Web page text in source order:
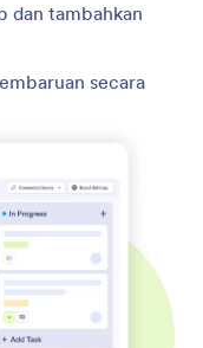
dan tambahkan
secara